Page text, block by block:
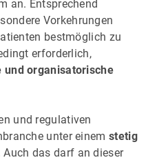
an. Entsprechend
Vorkehrungen
bestmöglich zu
erforderlich,
und organisatorische
und regulativen
unter einem stetig
Auch das darf an dieser